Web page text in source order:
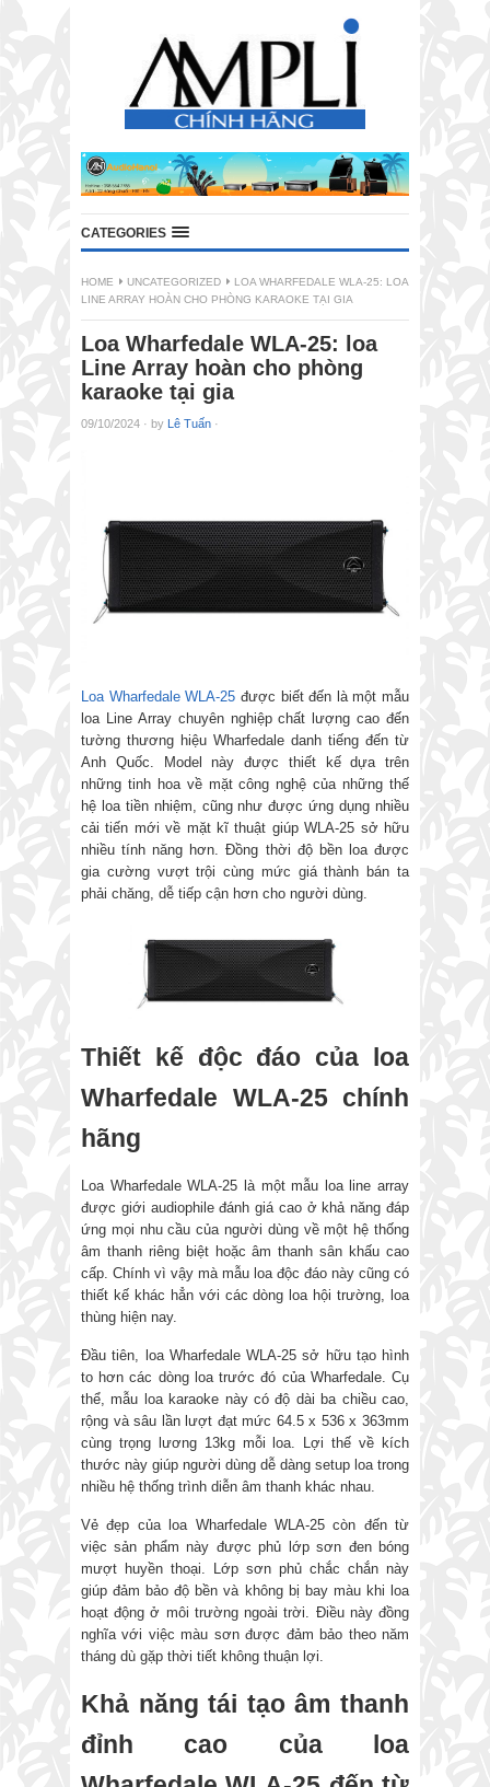
CATEGORIES
HOME UNCATEGORIZED
LOA WHARFEDALE WLA-25: LOA
LINE ARRAY HOÀN CHO PHÒNG KARAOKE TẠI GIA
Loa Wharfedale WLA-25: loa
Line Array hoàn cho phòng
karaoke tại gia
09/10/2024 · by Lê Tuấn ·
Loa Wharfedale WLA-25 được biết đến là một mẫu
loa Line Array chuyên nghiệp chất lượng cao đến
tường thương hiệu Wharfedale danh tiếng đến từ
Anh Quốc. Model này được thiết kế dựa trên
những tinh hoa về mặt công nghệ của những thế
hệ loa tiền nhiệm, cũng như được ứng dụng nhiều
cải tiến mới về mặt kĩ thuật giúp WLA-25 sở hữu
nhiều tính năng hơn. Đồng thời độ bền loa được
gia cường vượt trội cùng mức giá thành bán ta
phải chăng, dễ tiếp cận hơn cho người dùng.
Thiết kế độc đáo của loa
Wharfedale WLA-25 chính
hãng
Loa Wharfedale WLA-25 là một mẫu loa line array
được giới audiophile đánh giá cao ở khả năng đáp
ứng mọi nhu cầu của người dùng về một hệ thống
âm thanh riêng biệt hoặc âm thanh sân khấu cao
cấp. Chính vì vậy mà mẫu loa độc đáo này cũng có
thiết kế khác hẳn với các dòng loa hội trường, loa
thùng hiện nay.
Đầu tiên, loa Wharfedale WLA-25 sở hữu tạo hình
to hơn các dòng loa trước đó của Wharfedale. Cụ
thể, mẫu loa karaoke này có độ dài ba chiều cao,
rộng và sâu lần lượt đạt mức 64.5 x 536 x 363mm
cùng trọng lương 13kg mỗi loa. Lợi thế về kích
thước này giúp người dùng dễ dàng setup loa trong
nhiều hệ thống trình diễn âm thanh khác nhau.
Vẻ đẹp của loa Wharfedale WLA-25 còn đến từ
việc sản phẩm này được phủ lớp sơn đen bóng
mượt huyền thoại. Lớp sơn phủ chắc chắn này
giúp đảm bảo độ bền và không bị bay màu khi loa
hoạt động ở môi trường ngoài trời. Điều này đồng
nghĩa với việc màu sơn được đảm bảo theo năm
tháng dù gặp thời tiết không thuận lợi.
Khả năng tái tạo âm thanh
đỉnh cao của loa